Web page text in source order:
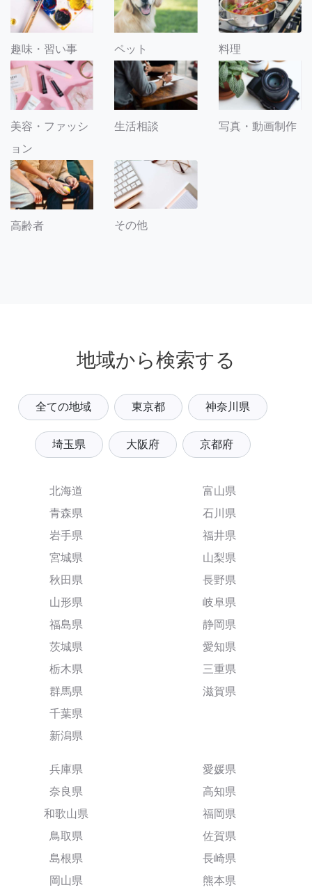
趣味・習い事 ペット 料理
美容・ファッシ
ョン
生活相談 写真・動画制作
高齢者 その他
地域から検索する
全ての地域 東京都 神奈川県
埼玉県 大阪府 京都府
北海道
青森県
岩手県
宮城県
秋田県
山形県
福島県
茨城県
栃木県
群馬県
千葉県
新潟県
富山県
石川県
福井県
山梨県
長野県
岐阜県
静岡県
愛知県
三重県
滋賀県
兵庫県
奈良県
和歌山県
鳥取県
島根県
岡山県
愛媛県
高知県
福岡県
佐賀県
長崎県
熊本県